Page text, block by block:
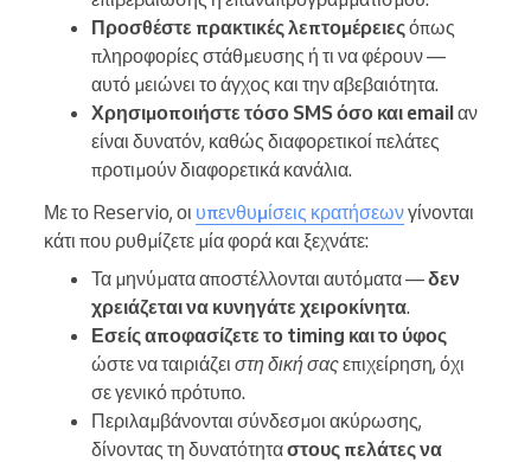
Προσθέστε πρακτικές λεπτομέρειεςόπως
πληροφορίες στάθμευσης ή τι να φέρουν —
αυτό μειώνει το άγχος και την αβεβαιότητα.
Χρησιμοποιήστε τόσο SMS όσο και emailαν
είναι δυνατόν, καθώς διαφορετικοί πελάτες
προτιμούν διαφορετικά κανάλια.
Με το Reservio, οι υπενθυμίσεις κρατήσεωνγίνονται
κάτι που ρυθμίζετε μία φορά και ξεχνάτε:
Τα μηνύματα αποστέλλονται αυτόματα —δεν
χρειάζεται να κυνηγάτε χειροκίνητα.
Εσείς αποφασίζετε το timing και το ύφος
ώστε να ταιριάζει στη δική σαςεπιχείρηση, όχι
σε γενικό πρότυπο.
Περιλαμβάνονται σύνδεσμοι ακύρωσης,
δίνοντας τη δυνατότηταστους πελάτες να